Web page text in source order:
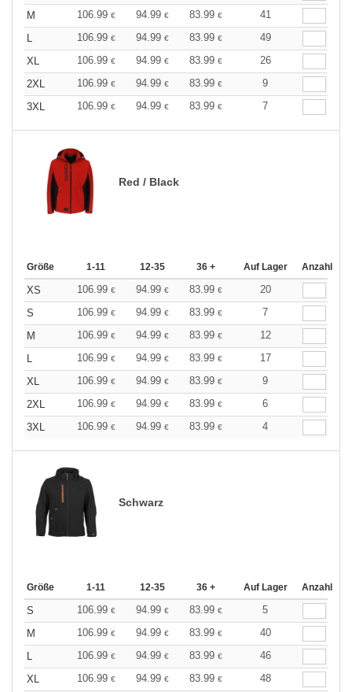
M
106.99 € 94.99 € 83.99 €
41
L
106.99 € 94.99 € 83.99 €
49
XL
106.99 € 94.99 € 83.99 €
26
2XL
106.99 € 94.99 € 83.99 €
9
3XL
106.99 € 94.99 € 83.99 € 7
Red / Black
Größe 1-11 12-35 36 + Auf Lager Anzahl
XS 106.99 € 94.99 € 83.99 €
20
S
106.99 € 94.99 € 83.99 €
7
M
106.99 € 94.99 € 83.99 €
12
L
106.99 € 94.99 € 83.99 €
17
XL
106.99 € 94.99 € 83.99 €
9
2XL
106.99 € 94.99 € 83.99 €
6
3XL
106.99 € 94.99 € 83.99 € 4
Schwarz
Größe 1-11 12-35 36 + Auf Lager Anzahl
S 106.99 € 94.99 € 83.99 €
5
M
106.99 € 94.99 € 83.99 €
40
L
106.99 € 94.99 € 83.99 €
46
XL
106.99 € 94.99 € 83.99 €
48